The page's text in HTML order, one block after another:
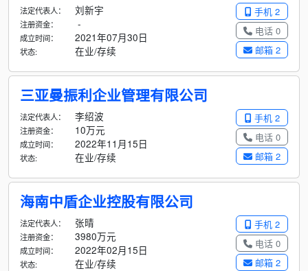
手机 2
电话 0
邮箱 2
法定代表人： 刘新宇
注册资金： -
成立时间： 2021年07月30日
状态: 在业/存续
三亚曼振利企业管理有限公司
手机 2
电话 0
邮箱 2
法定代表人： 李绍波
注册资金： 10万元
成立时间： 2022年11月15日
状态: 在业/存续
海南中盾企业控股有限公司
手机 2
电话 0
邮箱 2
法定代表人： 张晴
注册资金： 3980万元
成立时间： 2022年02月15日
状态: 在业/存续